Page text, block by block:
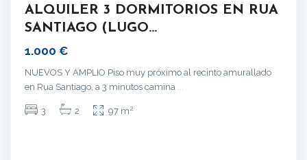
ALQUILER 3 DORMITORIOS EN RUA
SANTIAGO (LUGO...
1.000 €
NUEVOS Y AMPLIO Piso muy próximo al recinto amurallado
en Rua Santiago, a 3 minutos camina
3 2 97 m2